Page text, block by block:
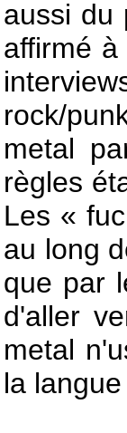
aussi du
affirmé
rock/
metal
règles
Les «
au long
que par
d'aller
metal
la